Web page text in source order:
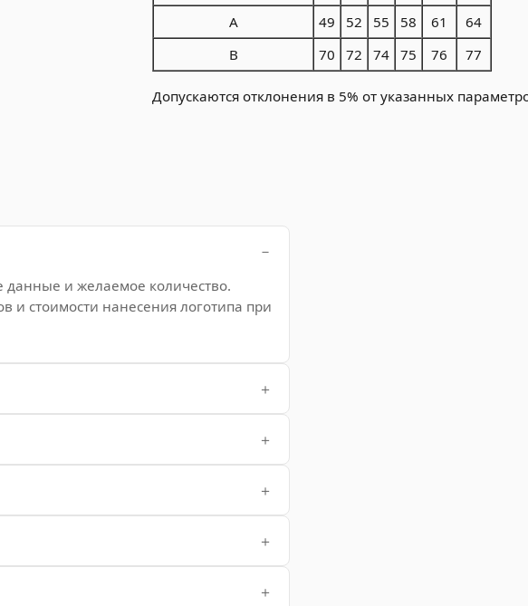
A
49 52 55 58 61
64
B
70 72 74 75 76 77
Допускаются отклонения в 5% от указанных
данные и желаемое количество.
и стоимости нанесения логотипа при